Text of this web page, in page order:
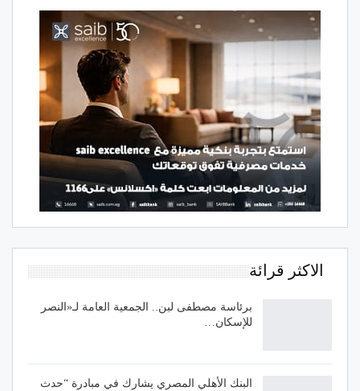
الاكثر قرائة
برئاسة مصطفى لبن.. الجمعية العامة لـ«النصر
للإسكان…
البنك الأهلي المصري يشارك في مبادرة “حدث